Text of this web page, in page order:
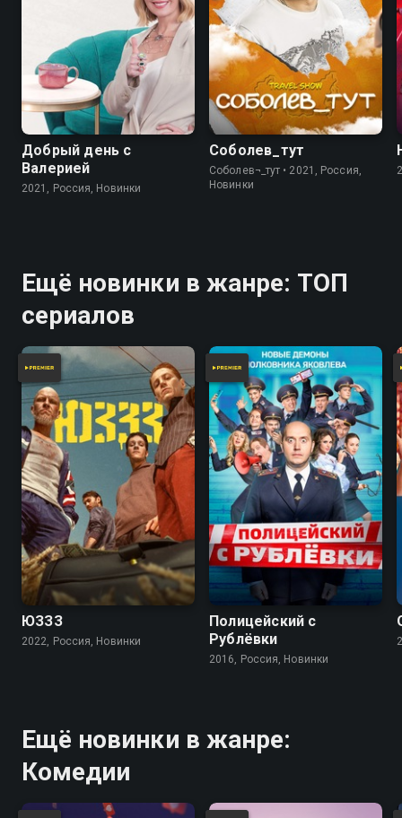
Добрый день с
Валерией
2021, Россия, Новинки
Соболев_тут
Соболев¬_тут • 2021, Россия,
Новинки
Ещё новинки в жанре: ТОП
сериалов
ЮЗЗЗ
2022, Россия, Новинки
7.9 7.2
Полицейский с
Рублёвки
2016, Россия, Новинки
Ещё новинки в жанре:
Комедии